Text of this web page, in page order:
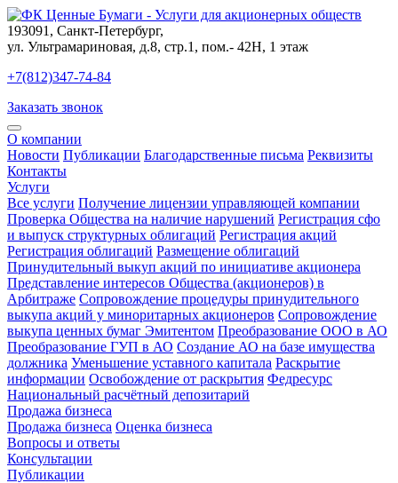
193091 , Санкт-Петербург,
ул. Ультрамариновая, д.8, стр.1, пом.- 42Н, 1 этаж
+7(812)347-74-84
Заказать звонок
О компании
Новости Публикации Благодарственные письма Реквизиты
Контакты
Услуги
Все услуги Получение лицензии управляющей компании
Проверка Общества на наличие нарушений Регистрация сфо
и выпуск структурных облигаций Регистрация акций
Регистрация облигаций Размещение облигаций
Принудительный выкуп акций по инициативе акционера
Представление интересов Общества (акционеров) в
Арбитраже Сопровождение процедуры принудительного
выкупа акций у миноритарных акционеров Сопровождение
выкупа ценных бумаг Эмитентом Преобразование ООО в АО
Преобразование ГУП в АО Создание АО на базе имущества
должника Уменьшение уставного капитала Раскрытие
информации Освобождение от раскрытия Федресурс
Национальный расчётный депозитарий
Продажа бизнеса
Продажа бизнеса Оценка бизнеса
Вопросы и ответы
Консультации
Публикации